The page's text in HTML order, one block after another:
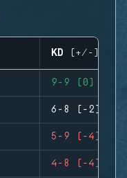
KD (+/-)
9-9 (0)
6-8 (-2)
5-9 (-4)
4-8 (-4)